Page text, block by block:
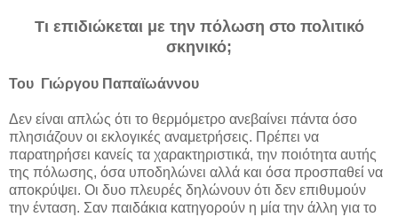
Τι επιδιώκεται με την πόλωση στο πολιτικό
σκηνικό;
Του Γιώργου Παπαϊωάννου
Δεν είναι απλώς ότι το θερμόμετρο ανεβαίνει πάντα όσο
πλησιάζουν οι εκλογικές αναμετρήσεις. Πρέπει να
παρατηρήσει κανείς τα χαρακτηριστικά, την ποιότητα αυτής
της πόλωσης, όσα υποδηλώνει αλλά και όσα προσπαθεί να
αποκρύψει. Οι δυο πλευρές δηλώνουν ότι δεν επιθυμούν
την ένταση. Σαν παιδάκια κατηγορούν η μία την άλλη για το